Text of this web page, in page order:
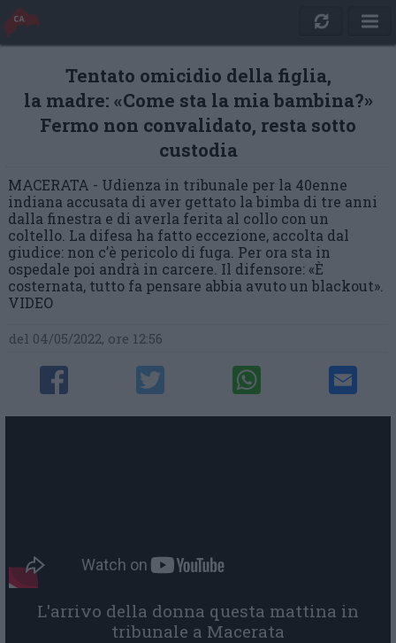
Tentato omicidio della figlia,
la madre: «Come sta la mia bambina?»
Fermo non convalidato, resta sotto
custodia
MACERATA - Udienza in tribunale per la 40enne
indiana accusata di aver gettato la bimba di tre anni
dalla finestra e di averla ferita al collo con un
coltello. La difesa ha fatto eccezione, accolta dal
giudice: non c’è pericolo di fuga. Per ora sta in
ospedale poi andrà in carcere. Il difensore: «È
costernata, tutto fa pensare abbia avuto un blackout».
VIDEO
del 04/05/2022, ore 12:56
L'arrivo della donna questa mattina in
tribunale a Macerata